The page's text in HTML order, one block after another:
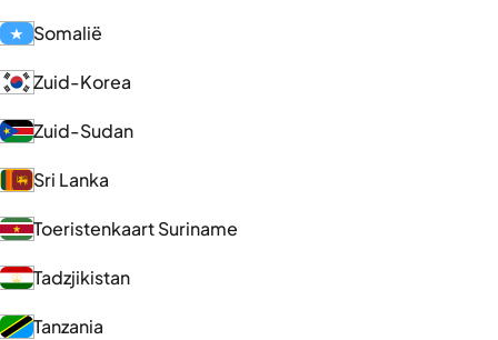
Somalië
Zuid-Korea
Zuid-Sudan
Sri Lanka
Toeristenkaart Suriname
Tadzjikistan
Tanzania